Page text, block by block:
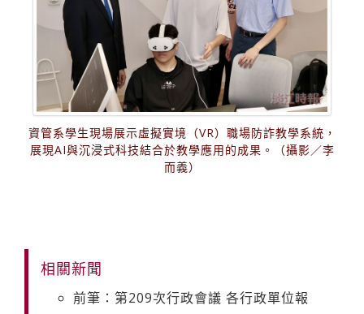
資管系學生現場展示虛擬實境（VR）職場防詐教學系統，
展現AI與沉浸式科技結合於教學應用的成果。（攝影／李
而義）
相關新聞
前筆：第209次行政會議 各行政單位報